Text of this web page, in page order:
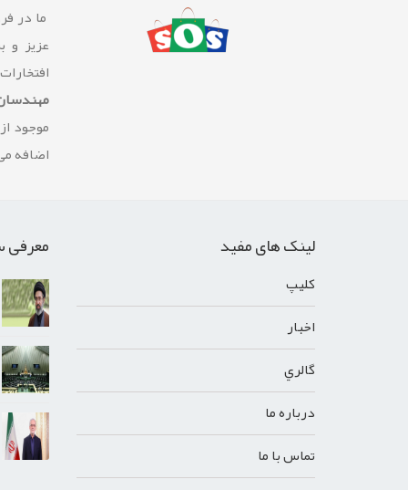
ما در
عزیز و
موجود
اضافه
لینک های مفید
کليپ
اخبار
گالري
درباره ما
تماس با ما
معرفی